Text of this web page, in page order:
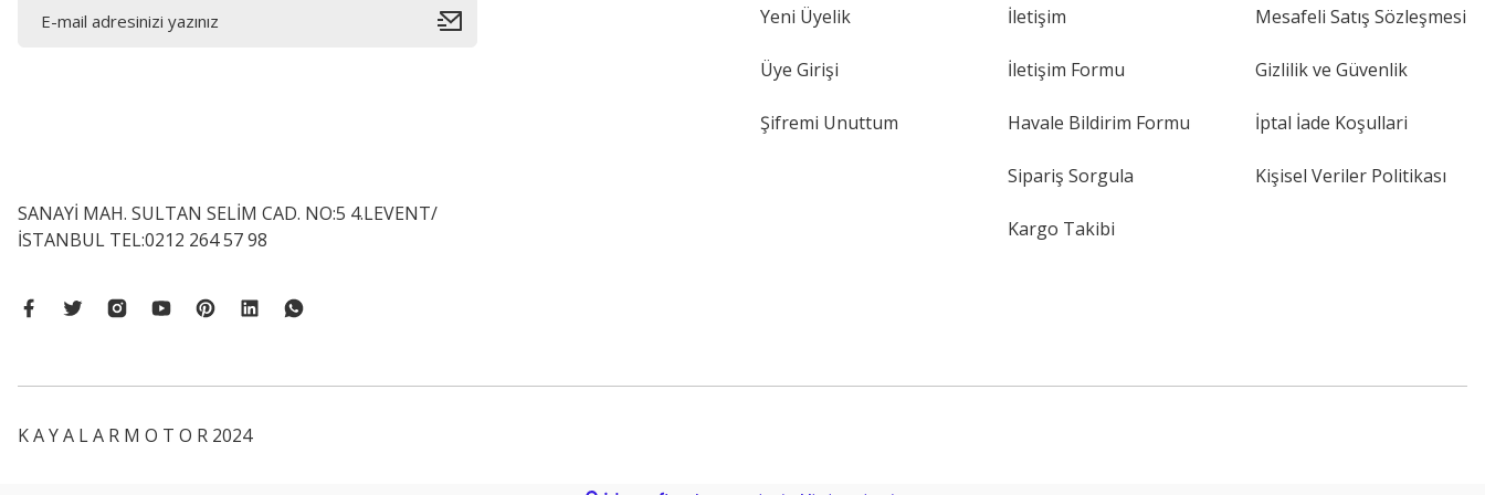
SANAYİ MAH. SULTAN SELİM CAD. NO:5 4.LEVENT/
İSTANBUL TEL:0212 264 57 98
Yeni Üyelik
Üye Girişi
Şifremi Unuttum
İletişim
İletişim Formu
Havale Bildirim Formu
Sipariş Sorgula
Kargo Takibi
Mesafeli Satış Sözleşmesi
Gizlilik ve Güvenlik
İptal İade Koşullari
Kişisel Veriler Politikası
K A Y A L A R M O T O R 2024